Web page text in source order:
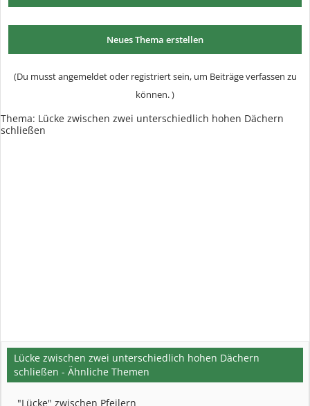
Neues Thema erstellen
(Du musst angemeldet oder registriert sein, um Beiträge verfassen zu
können. )
Thema: Lücke zwischen zwei unterschiedlich hohen Dächern
schließen
Lücke zwischen zwei unterschiedlich hohen Dächern
schließen - Ähnliche Themen
"Lücke" zwischen Pfeilern